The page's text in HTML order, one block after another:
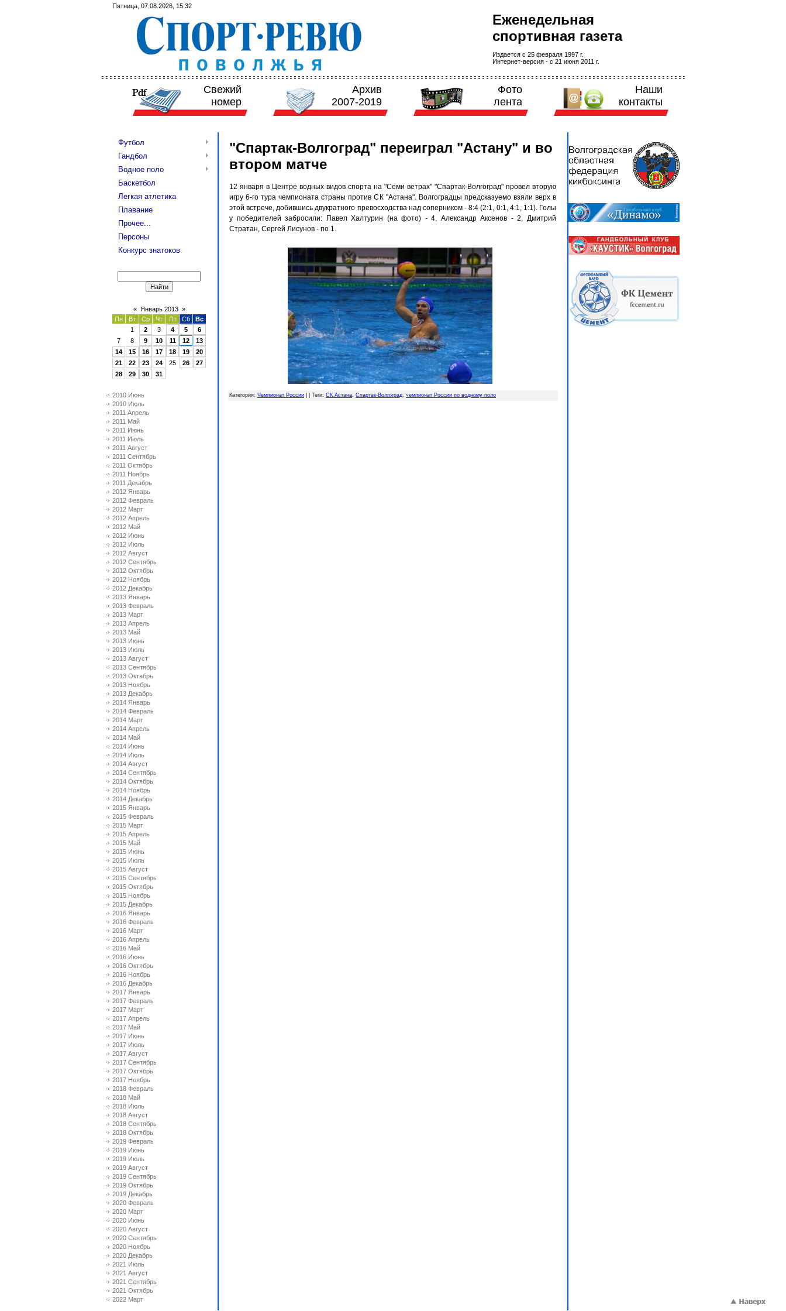
Пятница, 07.08.2026, 15:32
Еженедельная
спортивная газета
Издается с 25 февраля 1997 г.
Интернет-версия - с 21 июня 2011 г.
Свежий
номер
Архив
2007-2019
Фото
лента
Наши
контакты
Футбол
Гандбол
Водное поло
Баскетбол
Легкая атлетика
Плавание
Прочее...
Персоны
Конкурс знатоков
« Январь 2013 »
Пн
Вт Ср Чт Пт Сб
Вс
1
2 3 4 5
6
7
8 9 10 11 12
13
14
15 16 17 18 19
20
21
22 23 24 25 26
27
28
29 30 31
2010 Июнь
2010 Июль
2011 Апрель
2011 Май
2011 Июнь
2011 Июль
2011 Август
2011 Сентябрь
2011 Октябрь
2011 Ноябрь
2011 Декабрь
2012 Январь
2012 Февраль
2012 Март
2012 Апрель
2012 Май
2012 Июнь
2012 Июль
2012 Август
2012 Сентябрь
2012 Октябрь
2012 Ноябрь
2012 Декабрь
2013 Январь
2013 Февраль
2013 Март
2013 Апрель
2013 Май
2013 Июнь
2013 Июль
2013 Август
2013 Сентябрь
2013 Октябрь
2013 Ноябрь
2013 Декабрь
2014 Январь
2014 Февраль
2014 Март
2014 Апрель
2014 Май
2014 Июнь
2014 Июль
2014 Август
2014 Сентябрь
2014 Октябрь
2014 Ноябрь
2014 Декабрь
2015 Январь
2015 Февраль
2015 Март
2015 Апрель
2015 Май
2015 Июнь
2015 Июль
2015 Август
2015 Сентябрь
2015 Октябрь
2015 Ноябрь
2015 Декабрь
2016 Январь
2016 Февраль
2016 Март
2016 Апрель
2016 Май
2016 Июнь
2016 Октябрь
2016 Ноябрь
2016 Декабрь
2017 Январь
2017 Февраль
2017 Март
2017 Апрель
2017 Май
2017 Июнь
2017 Июль
2017 Август
2017 Сентябрь
2017 Октябрь
2017 Ноябрь
2018 Февраль
2018 Май
2018 Июль
2018 Август
2018 Сентябрь
2018 Октябрь
2019 Февраль
2019 Июнь
2019 Июль
2019 Август
2019 Сентябрь
2019 Октябрь
2019 Декабрь
2020 Февраль
2020 Март
2020 Июнь
2020 Август
2020 Сентябрь
2020 Ноябрь
2020 Декабрь
2021 Июль
2021 Август
2021 Сентябрь
2021 Октябрь
2022 Март
"Спартак-Волгоград" переиграл "Астану" и во
втором матче
12 января в Центре водных видов спорта на "Семи ветрах" "Спартак-Волгоград" провел вторую
игру 6-го тура чемпионата страны против СК "Астана". Волгоградцы предсказуемо взяли верх в
этой встрече, добившись двукратного превосходства над соперником - 8:4 (2:1, 0:1, 4:1, 1:1). Голы
у победителей забросили: Павел Халтурин (на фото) - 4, Александр Аксенов - 2, Дмитрий
Стратан, Сергей Лисунов - по 1.
Категория: Чемпионат России Теги: СК Астана, Спартак-Волгоград, чемпионат России по водному поло